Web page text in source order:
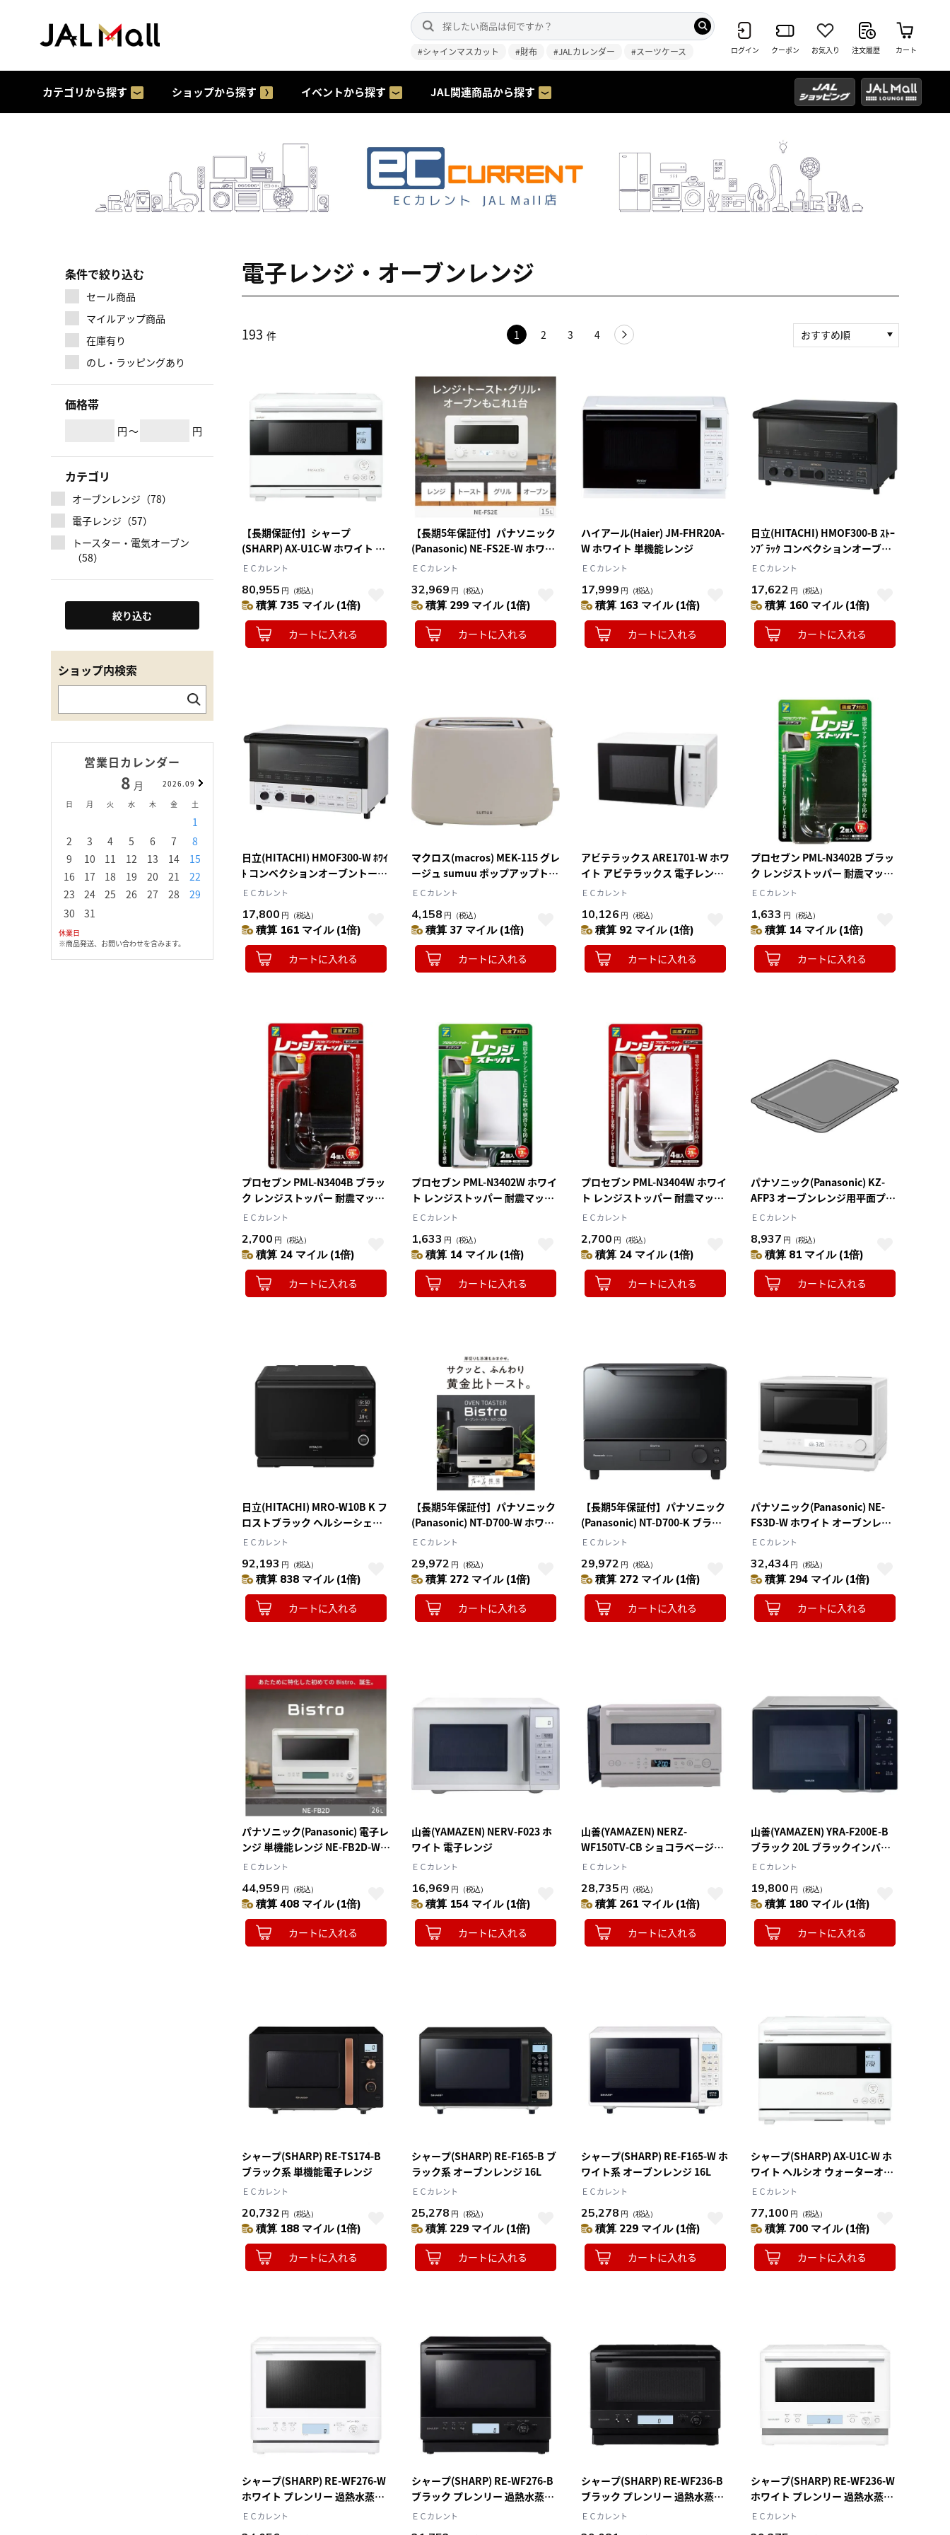
#シャインマスカット #財布 #JALカレンダー #スーツケース ログイン クーポン お気入り 注文履歴 カート
カテゴリから探す ショップから探す イベントから探す JAL関連商品から探す
マイルアップ商品
条件で絞り込む
セール商品
在庫有り
のし・ラッピングあり
価格帯
円～ 円
カテゴリ
オーブンレンジ（78）
電子レンジ（57）
トースター・電気オーブン
（58）
絞り込む
ショップ内検索
営業日カレンダー
8 月
2026.09
日
月 火 水 木 金 土
1
2
3 4 5 6 7
8
9
10 11 12 13 14
15
16
17 18 19 20 21
22
23
24 25 26 27 28
29
30
31
9月
2026.10
月 火 水 木 金 土
14 15 16 17 18
19
21 22 23 24 25
26
28 29
1 2
3
11
12 13 14 15 16
17
18
19 20 21 22 23
24
26 27 28
休業日
※商品発送、お問い合わせを含みます。
電子レンジ・オーブンレンジ
193 件 1 2 3 4
おすすめ順
順）
人気順
レビュー件数（多い
順）
レビュー評価（高い
順）
価格（安い順）
価格（高い順）
【長期保証付】シャープ
(SHARP) AX-U1C-W ホワイト ヘ
ルシオ ウォーターオーブン 26L
ＥＣカレント
80,955 円 （税込）
積算 735 マイル (1倍)
カートに入れる
【長期5年保証付】パナソニック
(Panasonic) NE-FS2E-W ホワイ
ト オーブンレンジ 15L 電子レ
ＥＣカレント
32,969 円 （税込）
積算 299 マイル (1倍)
カートに入れる
ハイアール(Haier) JM-FHR20A-
W ホワイト 単機能レンジ
ＥＣカレント
17,999 円 （税込）
積算 163 マイル (1倍)
カートに入れる
日立(HITACHI) HMOF300-B ｽﾄｰ
ﾝﾌﾞﾗｯｸ コンベクションオーブン
トースター 1300W
ＥＣカレント
17,622 円 （税込）
積算 160 マイル (1倍)
カートに入れる
日立(HITACHI) HMOF300-W ﾎﾜｲ
ﾄ コンベクションオーブントース
ター 1300W
ＥＣカレント
17,800 円 （税込）
積算 161 マイル (1倍)
カートに入れる
マクロス(macros) MEK-115 グレ
ージュ sumuu ポップアップトー
スター ポッピ
ＥＣカレント
4,158 円 （税込）
積算 37 マイル (1倍)
カートに入れる
アビテラックス ARE1701-W ホワ
イト アビテラックス 電子レンジ
ガラスターンテーブル
ＥＣカレント
10,126 円 （税込）
積算 92 マイル (1倍)
カートに入れる
プロセブン PML-N3402B ブラッ
ク レンジストッパー 耐震マット
付き 耐震荷重12kg
ＥＣカレント
1,633 円 （税込）
積算 14 マイル (1倍)
カートに入れる
プロセブン PML-N3404B ブラッ
ク レンジストッパー 耐震マット
付き 耐震荷重25kg
ＥＣカレント
2,700 円 （税込）
積算 24 マイル (1倍)
カートに入れる
プロセブン PML-N3402W ホワイ
ト レンジストッパー 耐震マット
付 耐震荷重12kg
ＥＣカレント
1,633 円 （税込）
積算 14 マイル (1倍)
カートに入れる
プロセブン PML-N3404W ホワイ
ト レンジストッパー 耐震マット
付き 耐震荷重25kg
ＥＣカレント
2,700 円 （税込）
積算 24 マイル (1倍)
カートに入れる
パナソニック(Panasonic) KZ-
AFP3 オーブンレンジ用平面プレ
ート
ＥＣカレント
8,937 円 （税込）
積算 81 マイル (1倍)
カートに入れる
日立(HITACHI) MRO-W10B K フ
ロストブラック ヘルシーシェフ
スチームオーブンレンジ 30L
ＥＣカレント
92,193 円 （税込）
積算 838 マイル (1倍)
カートに入れる
【長期5年保証付】パナソニック
(Panasonic) NT-D700-W ホワイ
ト オーブントースター ビストロ
ＥＣカレント
29,972 円 （税込）
積算 272 マイル (1倍)
カートに入れる
【長期5年保証付】パナソニック
(Panasonic) NT-D700-K ブラッ
ク オーブントースター ビストロ
ＥＣカレント
29,972 円 （税込）
積算 272 マイル (1倍)
カートに入れる
パナソニック(Panasonic) NE-
FS3D-W ホワイト オーブンレン
ジ 23L シンプル機能
ＥＣカレント
32,434 円 （税込）
積算 294 マイル (1倍)
カートに入れる
パナソニック(Panasonic) 電子レ
ンジ 単機能レンジ NE-FB2D-W
オフホワイト Bistro ビストロ 電
細・64眼スピードセンサー
ＥＣカレント
44,959 円 （税込）
積算 408 マイル (1倍)
カートに入れる
山善(YAMAZEN) NERV-F023 ホ
ワイト 電子レンジ
ＥＣカレント
16,969 円 （税込）
積算 154 マイル (1倍)
カートに入れる
山善(YAMAZEN) NERZ-
WF150TV-CB ショコラベージュ
スチームオーブンレンジ 15L
ＥＣカレント
28,735 円 （税込）
積算 261 マイル (1倍)
カートに入れる
山善(YAMAZEN) YRA-F200E-B
ブラック 20L ブラックインバー
ター 単機能レンジ 蒸気センサー
ＥＣカレント
19,800 円 （税込）
積算 180 マイル (1倍)
カートに入れる
シャープ(SHARP) RE-TS174-B
ブラック系 単機能電子レンジ
ＥＣカレント
20,732 円 （税込）
積算 188 マイル (1倍)
カートに入れる
シャープ(SHARP) RE-F165-B ブ
ラック系 オーブンレンジ 16L
ＥＣカレント
25,278 円 （税込）
積算 229 マイル (1倍)
カートに入れる
シャープ(SHARP) RE-F165-W ホ
ワイト系 オーブンレンジ 16L
ＥＣカレント
25,278 円 （税込）
積算 229 マイル (1倍)
カートに入れる
シャープ(SHARP) AX-U1C-W ホ
ワイト ヘルシオ ウォーターオー
ブン 26L スチームオーブンレン
ＥＣカレント
77,100 円 （税込）
積算 700 マイル (1倍)
カートに入れる
シャープ(SHARP) RE-WF276-W
ホワイト プレンリー 過熱水蒸気
オーブンレンジ 27L
ＥＣカレント
シャープ(SHARP) RE-WF276-B
ブラック プレンリー 過熱水蒸気
オーブンレンジ 27L
ＥＣカレント
シャープ(SHARP) RE-WF236-B
ブラック プレンリー 過熱水蒸気
オーブンレンジ 23L
ＥＣカレント
シャープ(SHARP) RE-WF236-W
ホワイト プレンリー 過熱水蒸気
オーブンレンジ 23L
ＥＣカレント